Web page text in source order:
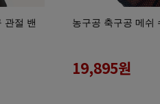
관절 밴
농구공 축구공 메쉬
19,895원